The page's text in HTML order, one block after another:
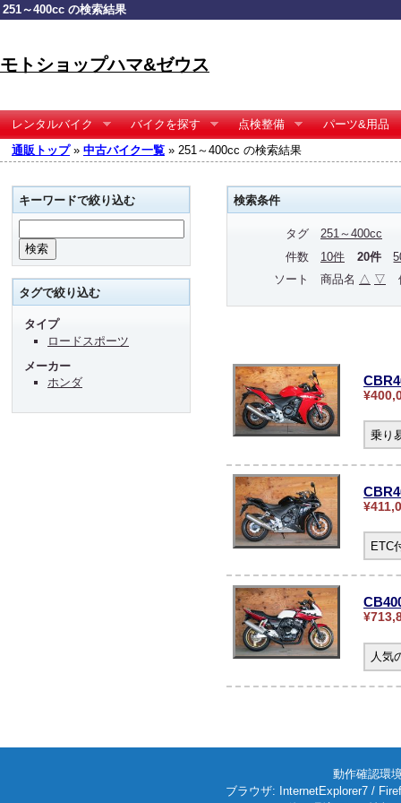
251～400cc の検索結果
モトショップハマ&ゼウス
レンタルバイク バイクを探す 点検整備
パーツ&用品
通販トップ» 中古バイク一覧 » 251～400cc の検索結果
検索条件
タグ
251～400cc
件数
10件 20件
ソート
商品名 △ ▽
乗り
ETC
人気
キーワードで絞り込む
タグで絞り込む
タイプ
ロードスポーツ
メーカー
ホンダ
動作確認環
ブラウザ: InternetExplorer7 /